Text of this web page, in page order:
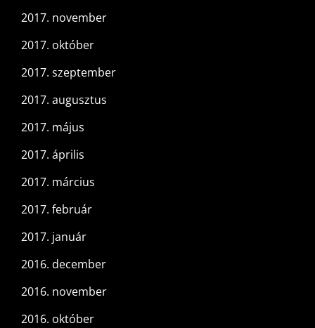
2017. november
2017. október
2017. szeptember
2017. augusztus
2017. május
2017. április
2017. március
2017. február
2017. január
2016. december
2016. november
2016. október